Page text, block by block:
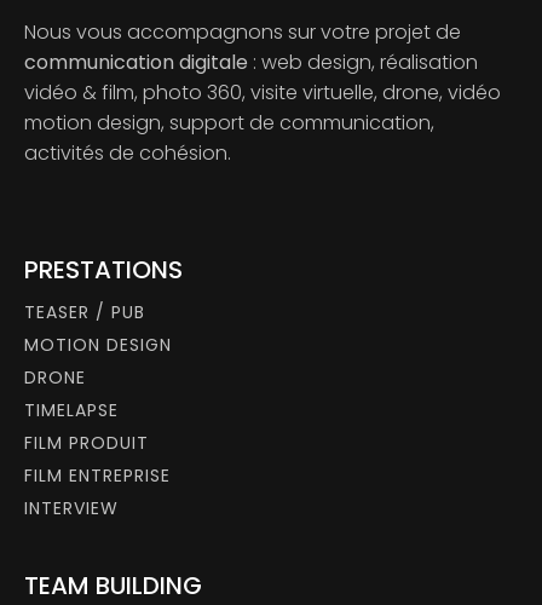
Nous vous accompagnons sur votre projet de
communication digitale : web design, réalisation
vidéo & film, photo 360, visite virtuelle, drone, vidéo
motion design, support de communication,
activités de cohésion.
PRESTATIONS
TEASER / PUB
MOTION DESIGN
DRONE
TIMELAPSE
FILM PRODUIT
FILM ENTREPRISE
INTERVIEW
TEAM BUILDING